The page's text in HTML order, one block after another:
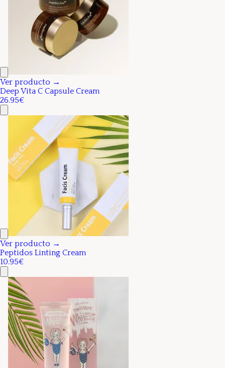
Ver producto →
Deep Vita C Capsule Cream
26.95€
Ver producto →
Peptidos Linting Cream
10.95€